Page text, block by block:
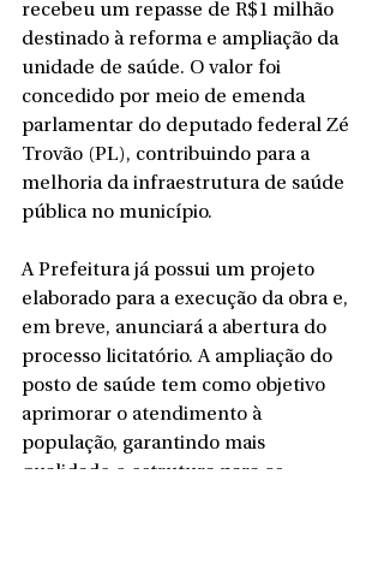
recebeu um repasse de R$1 milhão
destinado à reforma e ampliação da
unidade de saúde. O valor foi
concedido por meio de emenda
parlamentar do deputado federal Zé
Trovão (PL), contribuindo para a
melhoria da infraestrutura de saúde
pública no município.
A Prefeitura já possui um projeto
elaborado para a execução da obra e,
em breve, anunciará a abertura do
processo licitatório. A ampliação do
posto de saúde tem como objetivo
aprimorar o atendimento à
população, garantindo mais
qualidade e estrutura para os